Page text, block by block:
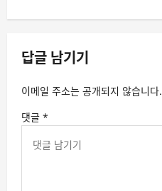
답글 남기기
이메일 주소는 공개되지 않습니다.
댓글 *